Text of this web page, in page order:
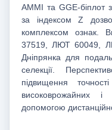
AMMI та GGE-біплот
за індексом Z
комплексом ознак.
37519, ЛЮТ 60049,
Дніпрянка для
селекції.
підвищення
високоврожайних
допомогою